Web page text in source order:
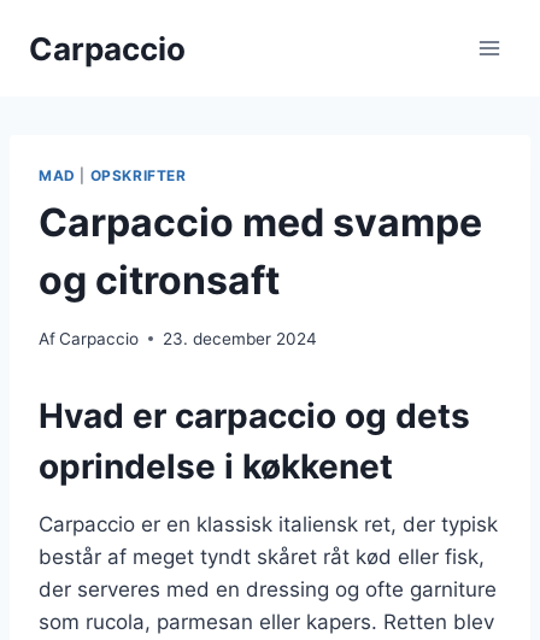
Carpaccio
MAD OPSKRIFTER
Carpaccio med svampe
og citronsaft
AfCarpaccio 23. december 2024
Hvad er carpaccio og dets
oprindelse i køkkenet
Carpaccio er en klassisk italiensk ret, der typisk
består af meget tyndt skåret råt kød eller fisk,
der serveres med en dressing og ofte garniture
som rucola, parmesan eller kapers. Retten blev